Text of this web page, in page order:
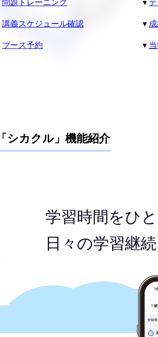
問題トレーニング
講義スケジュール確認
ブース予約
「シカクル」機能紹介
学習時間をひと
日々の学習継